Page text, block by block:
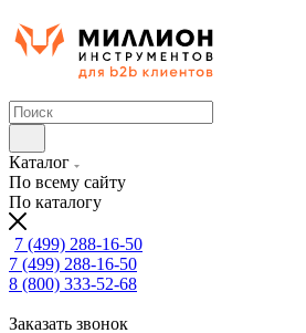
Каталог
По всему сайту
По каталогу
7 (499) 288-16-50
7 (499) 288-16-50
8 (800) 333-52-68
Заказать звонок